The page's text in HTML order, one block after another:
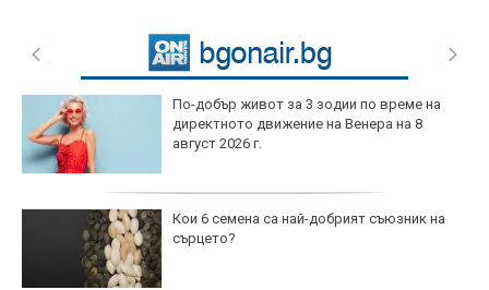
По-добър живот за 3 зодии по време на
директното движение на Венера на 8
август 2026 г.
Кои 6 семена са най-добрият съюзник на
сърцето?